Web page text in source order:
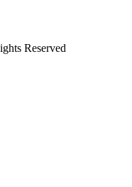
Reserved